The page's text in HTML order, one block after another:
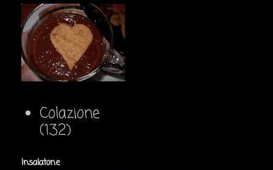
Colazione
(132)
Insalatone